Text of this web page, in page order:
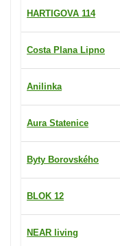
HARTIGOVA 114
Costa Plana Lipno
Anilinka
Aura Statenice
Byty Borovského
BLOK 12
NEAR living